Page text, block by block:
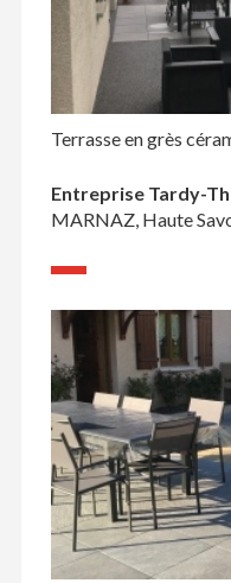
Terrasse en grès
Entreprise Tardy-
MARNAZ, Haute